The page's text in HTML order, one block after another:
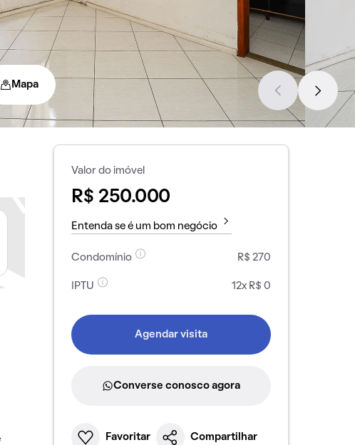
Mapa
Valor do imóvel
R$ 250.000
Entenda se é um bom negócio
Condomínio R$ 270
IPTU 12x R$ 0
Agendar visita
Converse conosco agora
Favoritar Compartilhar